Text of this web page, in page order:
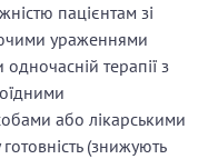
пацієнтам зі
ураженнями
терапії з
або лікарськими
(знижують